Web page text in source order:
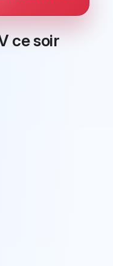
ce soir